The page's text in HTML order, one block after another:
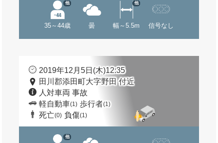
35～44歳
他
曇 幅～5.5m
他
信号なし
2019年12月5日(木)12:35
田川郡添田町大字野田 付近
人対車両 事故
軽自動車(1) 歩行者(1)
死亡(0) 負傷(1)
他